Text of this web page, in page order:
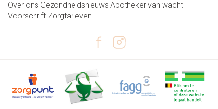
Over ons Gezondheidsnieuws Apotheker van wacht
Voorschrift Zorgtarieven